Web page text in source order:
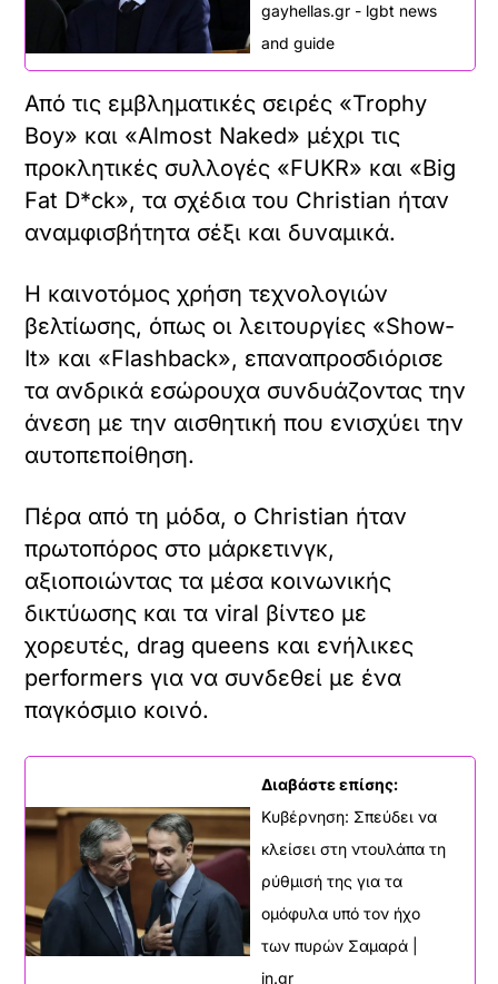
gayhellas.gr - lgbt news
and guide
Από τις εμβληματικές σειρές «Trophy
Boy» και «Almost Naked» μέχρι τις
προκλητικές συλλογές «FUKR» και «Big
Fat D*ck», τα σχέδια του Christian ήταν
αναμφισβήτητα σέξι και δυναμικά.
Η καινοτόμος χρήση τεχνολογιών
βελτίωσης, όπως οι λειτουργίες «Show-
It» και «Flashback», επαναπροσδιόρισε
τα ανδρικά εσώρουχα συνδυάζοντας την
άνεση με την αισθητική που ενισχύει την
αυτοπεποίθηση.
Πέρα από τη μόδα, ο Christian ήταν
πρωτοπόρος στο μάρκετινγκ,
αξιοποιώντας τα μέσα κοινωνικής
δικτύωσης και τα viral βίντεο με
χορευτές, drag queens και ενήλικες
performers για να συνδεθεί με ένα
παγκόσμιο κοινό.
Διαβάστε επίσης:
Κυβέρνηση: Σπεύδει να
κλείσει στη ντουλάπα τη
ρύθμισή της για τα
ομόφυλα υπό τον ήχο
των πυρών Σαμαρά |
in.gr